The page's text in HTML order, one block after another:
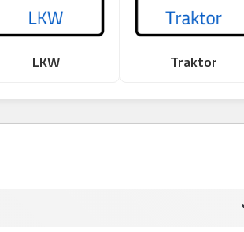
LKW Traktor